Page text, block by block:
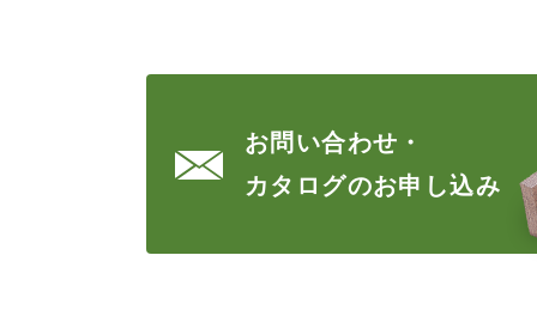
お問い合わせ・
カタログのお申し込み